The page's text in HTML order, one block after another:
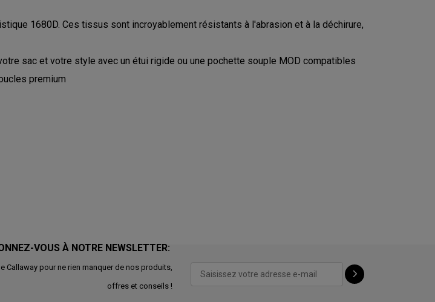
1680D. Ces tissus sont incroyablement résistants à l'abrasion et à la déchirure,
sac et votre style avec un étui rigide ou une pochette souple MOD compatibles
premium
VOUS À NOTRE NEWSLETTER:
Callaway pour ne rien manquer de nos produits,
offres et conseils !